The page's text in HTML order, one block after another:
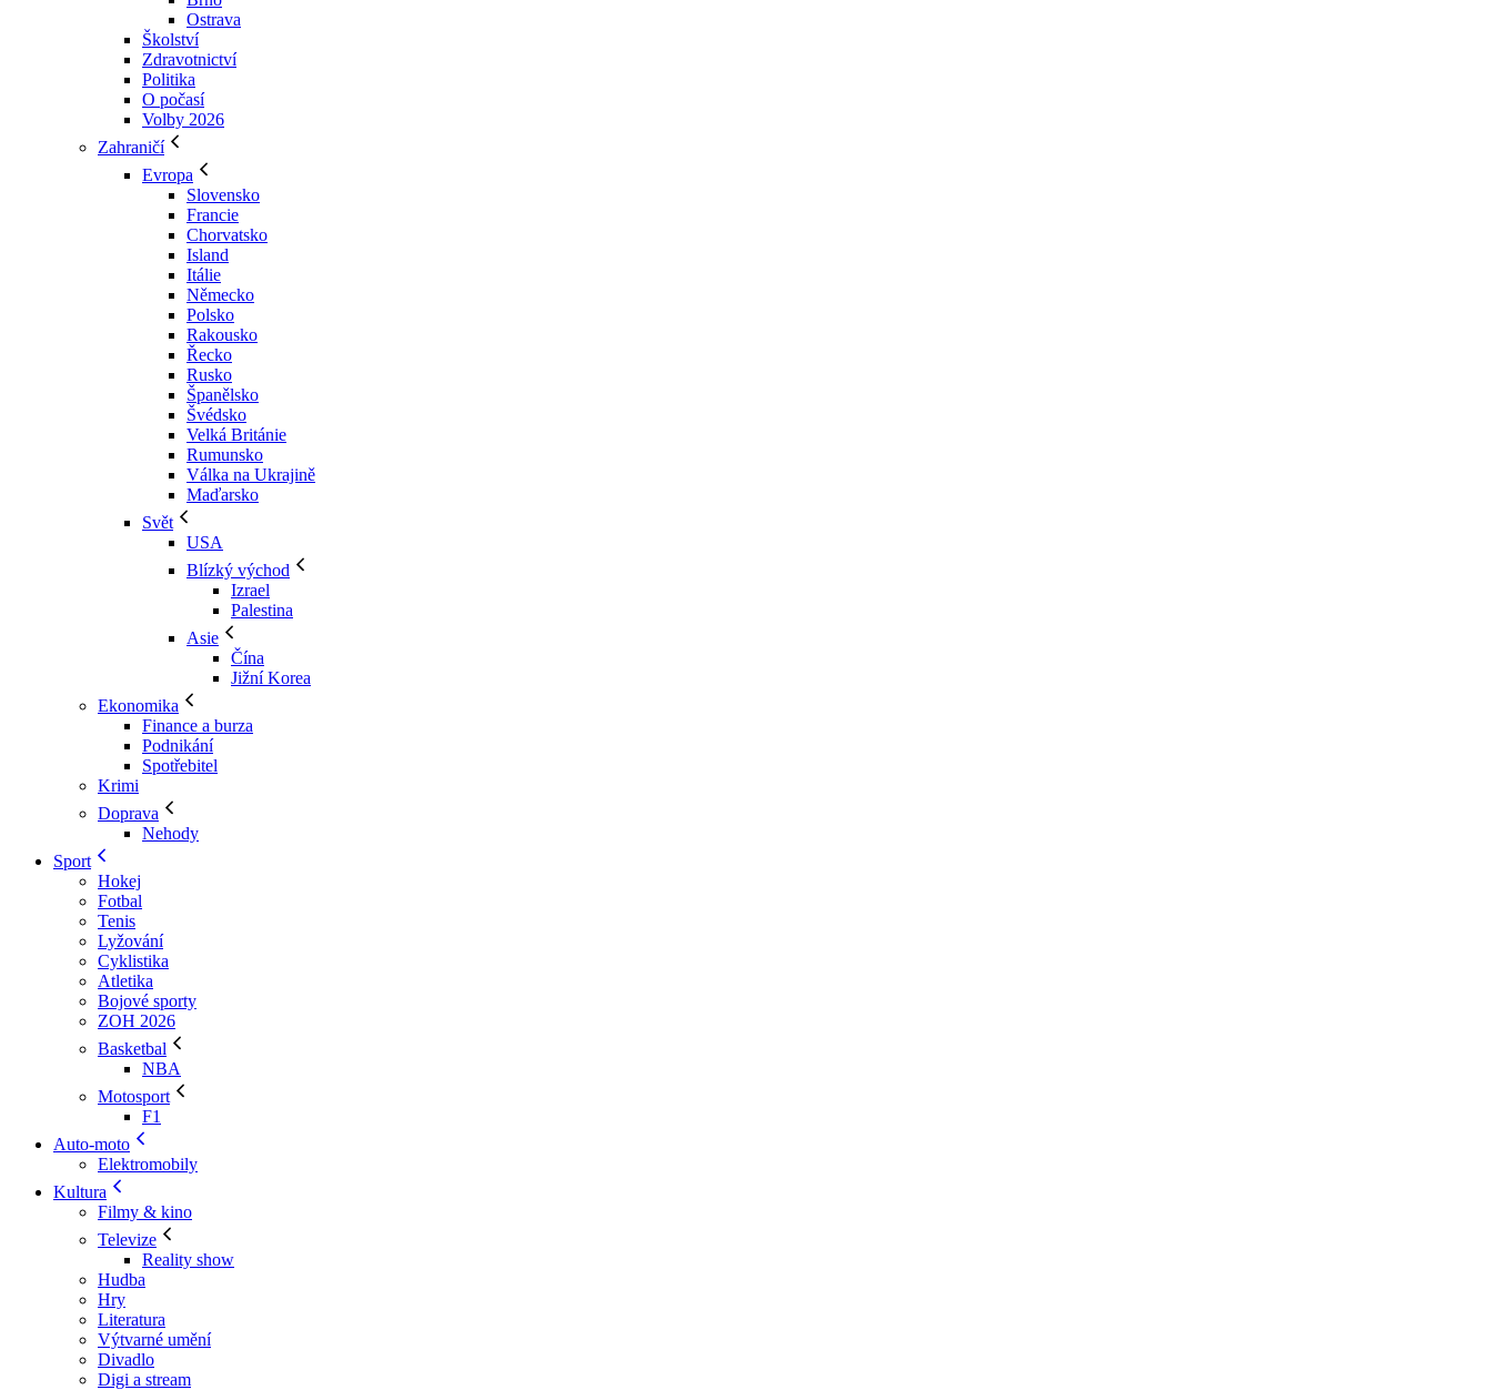
Ostrava
Školství
Zdravotnictví
Politika
O počasí
Volby 2026
Zahraničí
Evropa
Slovensko
Francie
Chorvatsko
Island
Itálie
Německo
Polsko
Rakousko
Řecko
Rusko
Španělsko
Švédsko
Velká Británie
Rumunsko
Válka na Ukrajině
Maďarsko
Svět
USA
Blízký východ
Izrael
Palestina
Asie
Čína
Jižní Korea
Ekonomika
Finance a burza
Podnikání
Spotřebitel
Krimi
Doprava
Nehody
Sport
Hokej
Fotbal
Tenis
Lyžování
Cyklistika
Atletika
Bojové sporty
ZOH 2026
Basketbal
NBA
Motosport
F1
Auto-moto
Elektromobily
Kultura
Filmy & kino
Televize
Reality show
Hudba
Hry
Literatura
Výtvarné umění
Divadlo
Digi a stream